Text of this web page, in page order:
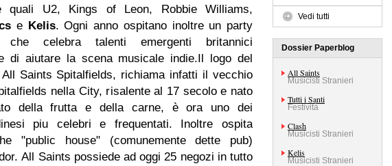
quali U2, Kings of Leon, Robbie Williams,
e Kelis. Ogni anno ospitano inoltre un party
che celebra talenti emergenti britannici
di aiutare la scena musicale indie.Il logo del
Saints Spitalfields, richiama infatti il vecchio
nella City, risalente al 17 secolo e nato
della frutta e della carne, è ora uno dei
piu celebri e frequentati. Inoltre ospita
"public house" (comunemente dette pub)
All Saints possiede ad oggi 25 negozi in tutto
Vedi tutti
Dossier Paperblog
All Saints
Musicisti Stranieri
Tutti i Santi
Festività
Clash
Musicisti Stranieri
Kelis
Musicisti Stranieri